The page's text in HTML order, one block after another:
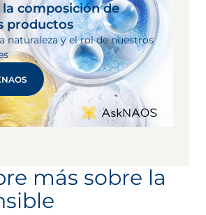
la composición de
productos
naturaleza y el rol de nuestros
más sobre la